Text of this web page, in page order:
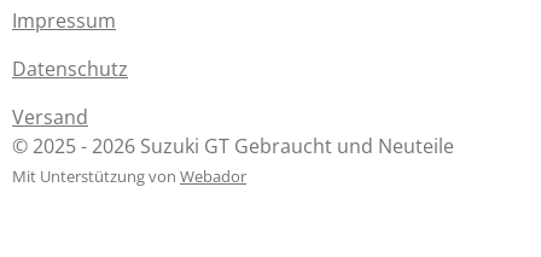
Impressum
Datenschutz
Versand
© 2025 - 2026 Suzuki GT Gebraucht und Neuteile
Mit Unterstützung von Webador